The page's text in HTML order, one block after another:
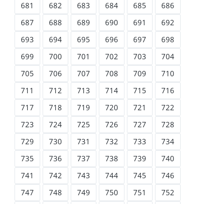
681
682 683 684 685
686
687
688 689 690 691
692
693
694 695 696 697
698
699
700 701 702 703
704
705
706 707 708 709
710
711
712 713 714 715
716
717
718 719 720 721
722
723
724 725 726 727
728
729
730 731 732 733
734
735
736 737 738 739
740
741
742 743 744 745
746
747
748 749 750 751
752